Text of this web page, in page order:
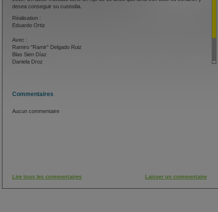
desea conseguir su custodia.
Réalisation :
Eduardo Ortiz
Avec :
Ramiro "Ramir" Delgado Ruiz
Blas Sien Díaz
Daniela Droz
Samuel Jove
Commentaires
Aucun commentaire
Lire tous les commentaires Laisser un commentaire